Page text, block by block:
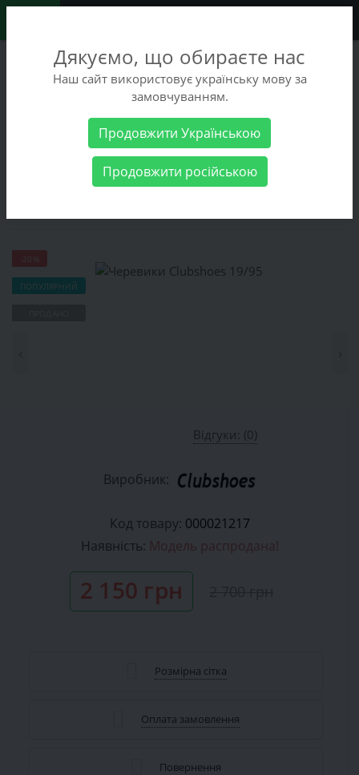
+38 (068) 486-90-09
+38 (093) 486-90-09
Чоловічі товари Чоловіче взуття
Зимове
Черевики Clubshoes 19/95
-20%
ПОПУЛЯРНИЙ
Відгуки: (0)
Виробник:
Код товару: 000021217
Наявність: Модель распродана!
2 150 грн
Розмірна сітка
Оплата замовлення
Повернення
Дякуємо, що обираєте нас
Наш сайт використовує українську мову за
замовчуванням.
Продовжити Українською
Продовжити російською